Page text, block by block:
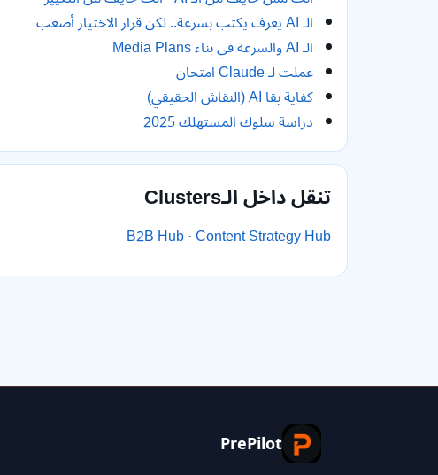
الـ AI يعرف يكتب بسرعة.. لكن قرار الاختيار أصعب
الـ AI والسرعة في بناء Media Plans
عملت لـ Claude امتحان
كفاية بقا AI (النقاش الحقيقي)
دراسة سلوك المستهلك 2025
تنقل داخل الـClusters
B2B Hub·Content Strategy Hub
PrePilot